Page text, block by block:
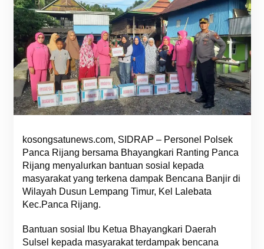
kosongsatunews.com, SIDRAP – Personel Polsek
Panca Rijang bersama Bhayangkari Ranting Panca
Rijang menyalurkan bantuan sosial kepada
masyarakat yang terkena dampak Bencana Banjir di
Wilayah Dusun Lempang Timur, Kel Lalebata
Kec.Panca Rijang.
Bantuan sosial Ibu Ketua Bhayangkari Daerah
Sulsel kepada masyarakat terdampak bencana